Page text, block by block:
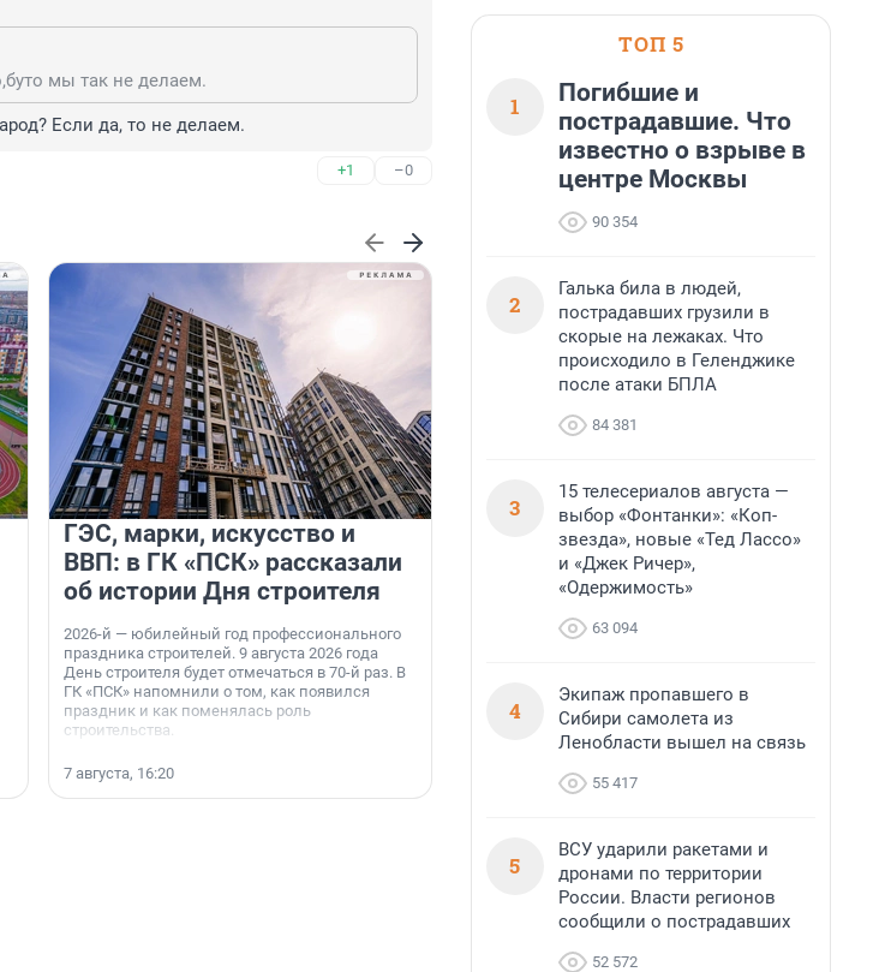
мы так не делаем.
Если да, то не делаем.
+1 –0
ГЭС, марки, искусство и
ВВП: в ГК «ПСК» рассказали
об истории Дня строителя
2026-й — юбилейный год профессионального
праздника строителей. 9 августа 2026 года
День строителя будет отмечаться в 70-й раз. В
ГК «ПСК» напомнили о том, как появился
праздник и как поменялась роль
строительства.
7 августа, 16:20
На водоёмах Ленобласти
заработали новые базовые
станции МегаФона
Инженеры МегаФона установили телеком-
вблизи Лемболовского и Раздолинского озёр,
а также недалеко от Большого Тосненского
7 августа, 14:59
ТОП 5
1
Погибшие и
пострадавшие. Что
известно о взрыве в
центре Москвы
90 354
2
Галька била в людей,
пострадавших грузили в
скорые на лежаках. Что
происходило в Геленджике
после атаки БПЛА
84 381
3
15 телесериалов августа —
выбор «Фонтанки»: «Коп-
звезда», новые «Тед Лассо»
и «Джек Ричер»,
«Одержимость»
63 094
4
Экипаж пропавшего в
Сибири самолета из
Ленобласти вышел на связь
55 417
5
ВСУ ударили ракетами и
дронами по территории
России. Власти регионов
сообщили о пострадавших
52 572